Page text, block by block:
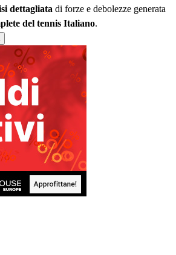
dettagliata di forze e debolezze generata
del tennis Italiano.